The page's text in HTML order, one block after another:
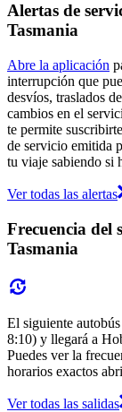
Alertas de
Tasmania
Abre la aplicación
interrupción que
desvíos, traslados
cambios en el
te permite
de servicio emitida
tu viaje sabiendo si
Ver todas las alertas
Frecuencia del
Tasmania
El siguiente
8:10) y llegará a
Puedes ver la
horarios exactos
Ver todas las salidas